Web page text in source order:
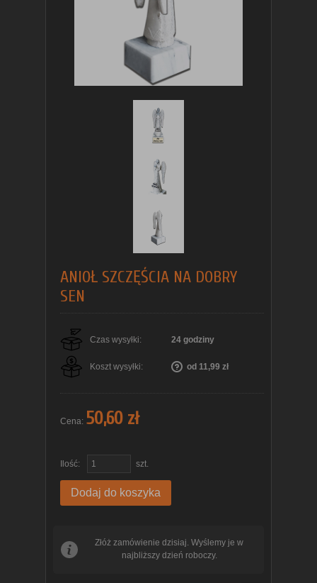
ANIOŁ SZCZĘŚCIA NA DOBRY
SEN
Czas wysyłki: 24 godziny
Koszt wysyłki: od 11,99 zł
Cena: 50,60 zł
Ilość: szt.
Dodaj do koszyka
Złóż zamówienie dzisiaj. Wyślemy je w
najbliższy dzień roboczy.